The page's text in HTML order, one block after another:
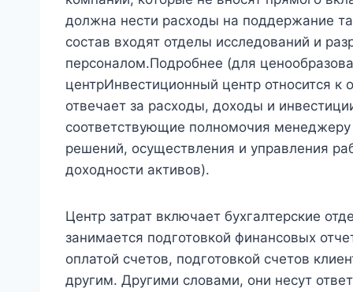
должна нести расходы на поддержание
состав входят отделы исследований и
персоналом.Подробнее (для
центрИнвестиционный центр относится
отвечает за расходы, доходы и
соответствующие полномочия
решений, осуществления и управления
доходности активов).
Центр затрат включает бухгалтерские
занимается подготовкой финансовых
оплатой счетов, подготовкой счетов
другим. Другими словами, они несут